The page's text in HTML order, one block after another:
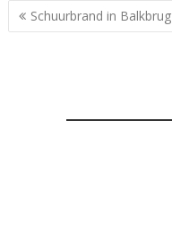
Bericht
navigatie
Schuurbrand in Balkbrug